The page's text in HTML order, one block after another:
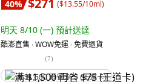
40% $271 ($13.55/10ml)
明天 8/10 (一) 預計送達
酷澎直售 ∙ WOW免運 ∙ 免費退貨
(7)
满 $1,500 再省 $75 (王道卡)